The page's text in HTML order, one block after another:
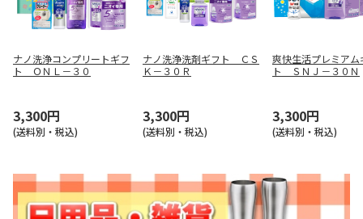
ナノ洗浄コンプリートギフ
ト ＯＮＬ－３０
3,300円
(送料別・税込)
ナノ洗浄洗剤ギフト ＣＳ
Ｋ－３０Ｒ
3,300円
(送料別・税込)
爽快生活プレミアム
ト ＳＮＪ－３０Ｎ
3,300円
(送料別・税込)